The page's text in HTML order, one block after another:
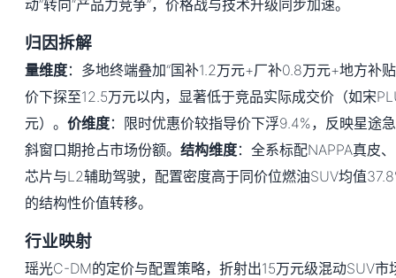
动”转向“产品力竞争”，价格战与技术升级同步加速。
归因拆解
量维度：多地终端叠加“国补1.2万元+厂补0.8万元+地方补
价下探至12.5万元以内，显著低于竞品实际成交价（如宋
元）。 价维度：限时优惠价较指导价下浮9.4%，反映星途
斜窗口期抢占市场份额。 结构维度：全系标配NAPPA真皮
芯片与L2辅助驾驶，配置密度高于同价位燃油SUV均值
的结构性价值转移。
行业映射
瑶光C-DM的定价与配置策略，折射出15万元级混动SUV市